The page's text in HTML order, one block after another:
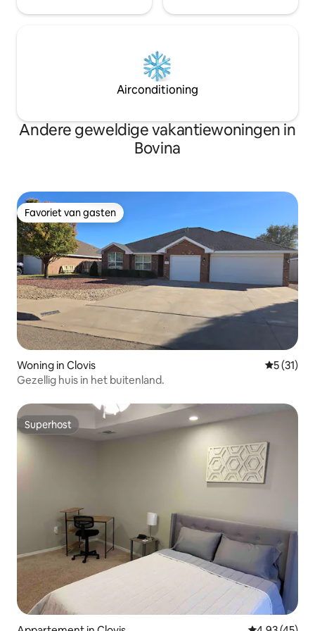
Airconditioning
Andere geweldige vakantiewoningen in
Bovina
Favoriet van gasten
Favoriet van gasten
Woning in Clovis
5 (31)
Gezellig huis in het buitenland.
Superhost
Superhost